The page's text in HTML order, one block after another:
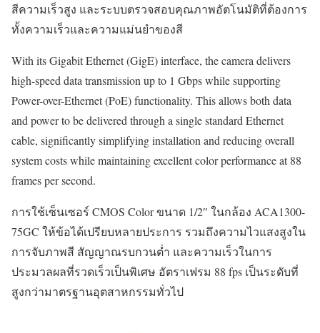
สีความเร็วสูง และระบบตรวจสอบคุณภาพอัตโนมัติที่ต้องการ
ทั้งความเร็วและความแม่นยำของสี
With its Gigabit Ethernet (GigE) interface, the camera delivers
high-speed data transmission up to 1 Gbps while supporting
Power-over-Ethernet (PoE) functionality. This allows both data
and power to be delivered through a single standard Ethernet
cable, significantly simplifying installation and reducing overall
system costs while maintaining excellent color performance at 88
frames per second.
การใช้เซ็นเซอร์ CMOS Color ขนาด 1/2″ ในกล้อง ACA1300-
75GC ให้ข้อได้เปรียบหลายประการ รวมถึงความไวแสงสูงใน
การจับภาพสี สัญญาณรบกวนต่ำ และความเร็วในการ
ประมวลผลที่รวดเร็วเป็นพิเศษ อัตราเฟรม 88 fps เป็นระดับที่
สูงกว่ามาตรฐานอุตสาหกรรมทั่วไป